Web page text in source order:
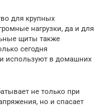
для крупных
нагрузки, да и для
щиты также
сегодня
используют в домашних
не только при
но и спасает